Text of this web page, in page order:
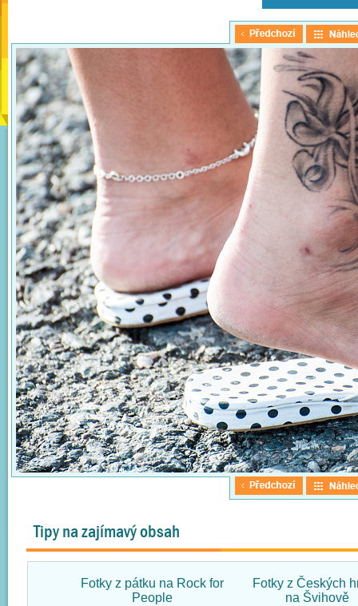
Tipy na zajímavý obsah
Fotky z pátku na Rock for
People
Fotky z Českých
na Švihově